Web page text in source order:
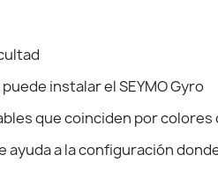
instalar el SEYMO Gyro
que coinciden por
ayuda a la configuración